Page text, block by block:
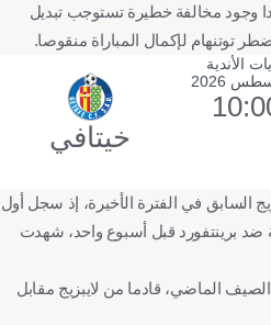
وجود مخالفة خطيرة تستوجب تبديل
توتنهام لإكمال المباراة منقوصا.
الأندية
خيتافي
السابق في الفترة الأخيرة، إذ سجل أول
ضد برينتفورد قبل أسبوع واحد، شهدت
الماضي، قادما من لايبزيج مقابل